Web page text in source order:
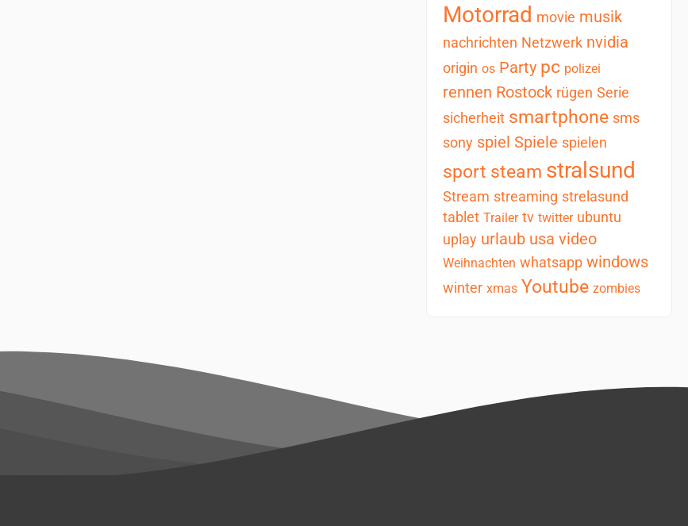
Motorrad movie musik
nachrichten Netzwerk nvidia
origin os Party pc polizei
rennen Rostock rügen Serie
sicherheit smartphone sms
sony spiel Spiele spielen
sport steam stralsund
Stream streaming strelasund
tablet Trailer tv twitter ubuntu
uplay urlaub usa video
Weihnachten whatsapp windows
winter xmas Youtube zombies